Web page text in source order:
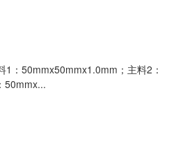
：50mmx50mmx1.0mm；主料2：
50mmx...